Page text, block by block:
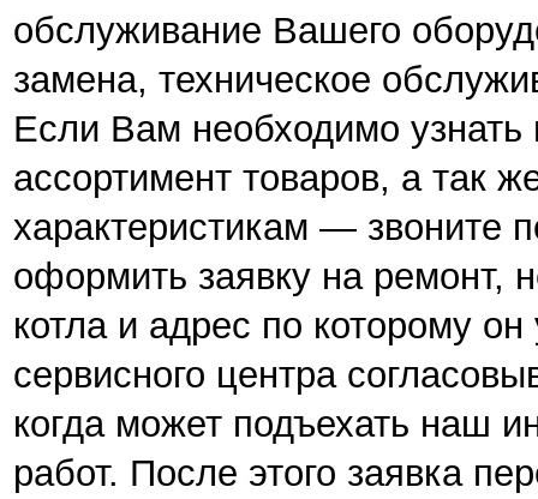
обслуживание Вашего
замена, техническое
Если Вам необходимо узнать
ассортимент товаров, а так
характеристикам — звоните
оформить заявку на ремонт,
котла и адрес по которому
сервисного центра
когда может подъехать наш
работ. После этого заявка